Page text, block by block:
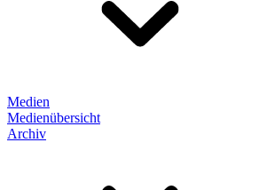
Medien
Medienübersicht
Archiv